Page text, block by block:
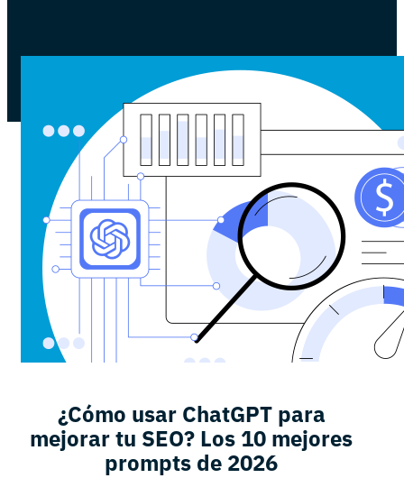
¿Cómo usar ChatGPT para
mejorar tu SEO? Los 10 mejores
prompts de 2026